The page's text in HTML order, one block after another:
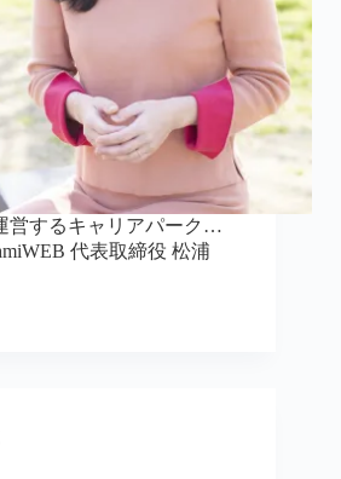
営するキャリアパーク…
代表取締役 松浦